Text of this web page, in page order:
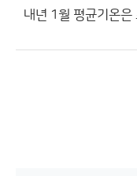
내년 1월 평균기온